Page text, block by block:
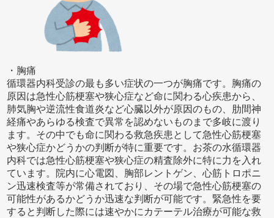
・胸痛
循環器内科受診の最も多い症状の一つが胸痛です。胸痛の
原因は急性心筋梗塞や狭心症など命に関わる心疾患から、
肺気胸や逆流性食道炎など心臓以外が原因のもの、肋間神
経痛やあらゆる検査で異常を認めないものまで多岐に渡り
ます。その中でも命に関わる救急疾患として急性心筋梗塞
や狭心症かどうかの判断が特に重要です。お茶の水循環器
内科では急性心筋梗塞や狭心症の精査除外に特に力を入れ
ています。院内に心電図、胸部レントゲン、心筋トロポニ
ン迅速検査等が常備されており、その場で急性心筋梗塞の
可能性があるかどうか迅速な判断が可能です。緊急性を要
すると判断した際には速やかにカテーテル治療が可能な救